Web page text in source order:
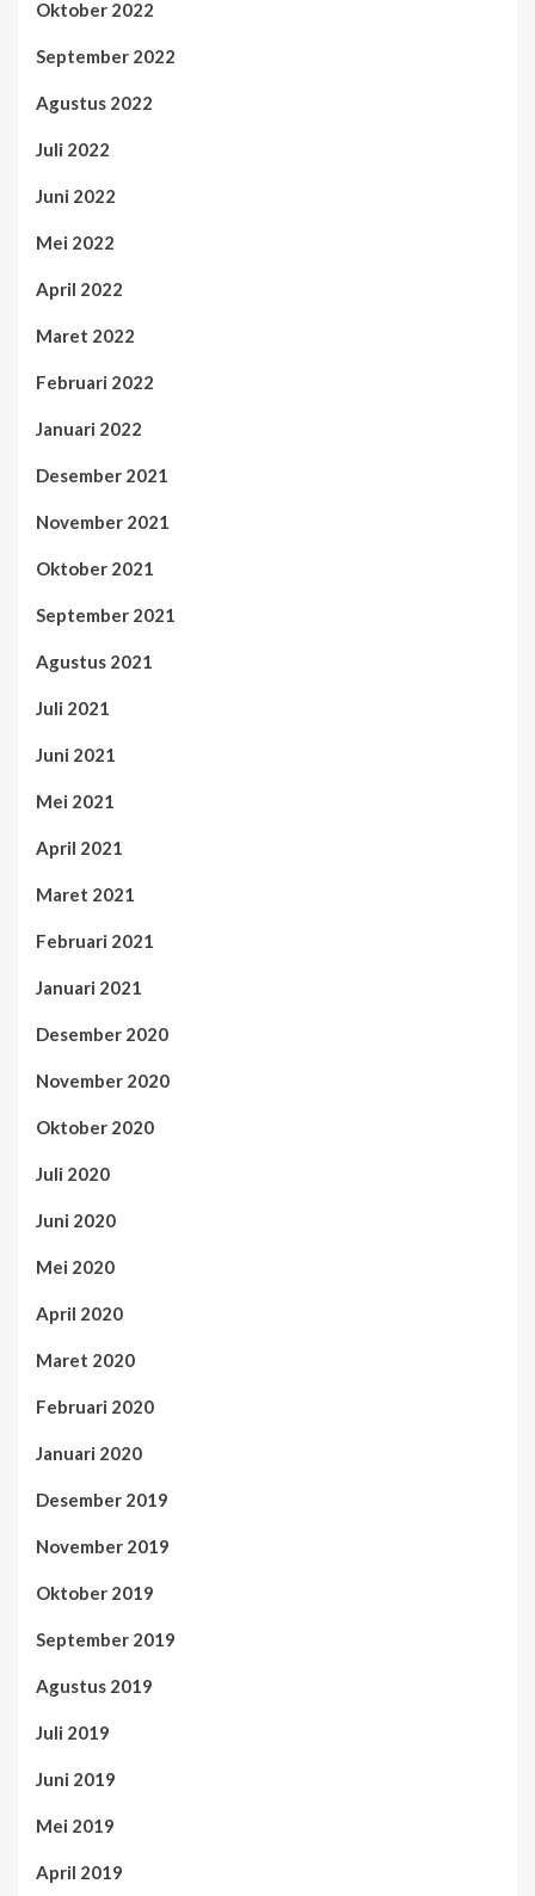
Oktober 2022
September 2022
Agustus 2022
Juli 2022
Juni 2022
Mei 2022
April 2022
Maret 2022
Februari 2022
Januari 2022
Desember 2021
November 2021
Oktober 2021
September 2021
Agustus 2021
Juli 2021
Juni 2021
Mei 2021
April 2021
Maret 2021
Februari 2021
Januari 2021
Desember 2020
November 2020
Oktober 2020
Juli 2020
Juni 2020
Mei 2020
April 2020
Maret 2020
Februari 2020
Januari 2020
Desember 2019
November 2019
Oktober 2019
September 2019
Agustus 2019
Juli 2019
Juni 2019
Mei 2019
April 2019